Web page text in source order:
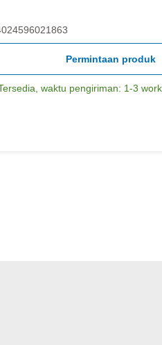
Permintaan produk
waktu pengiriman: 1-3